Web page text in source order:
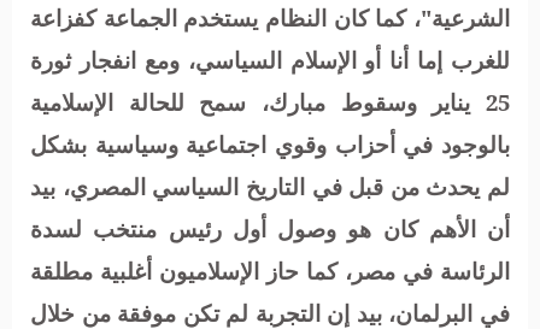
الشرعية"، كما كان النظام يستخدم الجماعة كفزاعة
للغرب إما أنا أو الإسلام السياسي، ومع انفجار ثورة
25 يناير وسقوط مبارك، سمح للحالة الإسلامية
بالوجود في أحزاب وقوي اجتماعية وسياسية بشكل
لم يحدث من قبل في التاريخ السياسي المصري، بيد
أن الأهم كان هو وصول أول رئيس منتخب لسدة
الرئاسة في مصر، كما حاز الإسلاميون أغلبية مطلقة
في البرلمان، بيد إن التجربة لم تكن موفقة من خلال